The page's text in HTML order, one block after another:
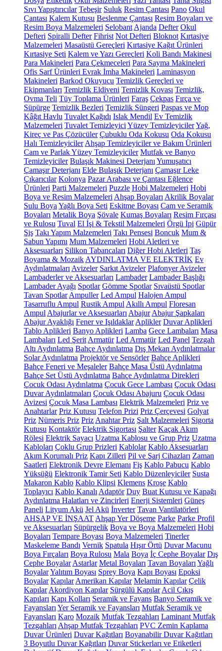
Sıvı Yapıştırıcılar Tebeşir Suluk Resim Çantası Pano Okul
Çantası Kalem Kutusu Beslenme Çantası Resim Boyaları ve
Resim Boya Malzemeleri Selobant Ajanda Defter Okul
Defteri Spiralli Defter Fihrist Not Defteri Bloknot Kırtasiye
Malzemeleri Masaüstü Gereçleri Kırtasiye Kağıt Ürünleri
Kırtasiye Seti Kalem ve Yazı Gereçleri Koli Bandı Makinesi
Para Makineleri Para Çekmeceleri Para Sayma Makineleri
Ofis Sarf Ürünleri Evrak İmha Makineleri Laminasyon
Makineleri Barkod Okuyucu Temizlik Gereçleri ve
Ekipmanları Temizlik Eldiveni Temizlik Kovası Temizlik,
Ovma Teli Tüy Toplama Ürünleri Faraş Çekpas Fırça ve
Süpürge Temizlik Bezleri Temizlik Süngeri Paspas ve Mop
Kâğıt Havlu Tuvalet Kağıdı Islak Mendil Ev Temizlik
Malzemeleri Tuvalet Temizleyici Yüzey TemizleyicilerYağ,
Kireç ve Pas Çözücüler Çubuklu Oda Kokusu Oda Kokusu
Halı Temizleyiciler Ahşap Temizleyiciler ve Bakım Ürünleri
Cam ve Parlak Yüzey Temizleyiciler Mutfak ve Banyo
Temizleyiciler Bulaşık Makinesi Deterjanı Yumuşatıcı
Çamaşır Deterjanı Elde Bulaşık Deterjanı Çamaşır Leke
Çıkarıcılar Kolonya Pazar Arabası ve Çantası Eğlence
Ürünleri Parti Malzemeleri Puzzle Hobi Malzemeleri Hobi
Boya ve Resim Malzemeleri Ahşap Boyaları Akrilik Boyalar
Sulu Boya Yağlı Boya Seti Eskitme Boyası Cam ve Seramik
Boyaları Metalik Boya Şövale Kumaş Boyaları Resim Fırçası
ve Rulosu Tuval El İşi & Tekstil Malzemeleri Örgü İpi Güpür
Şiş Takı Yapım Malzemeleri Takı Pensesi Boncuk Mum &
Sabun Yapımı Mum Malzemeleri Hobi Aletleri ve
Aksesuarları Silikon Tabancaları Diğer Hobi Aletleri Taş
Boyama & Mozaik AYDINLATMA VE ELEKTRİK Ev
Aydınlatmaları Avizeler Sarkıt Avizeler Plafonyer Avizeler
Lambaderler ve Aksesuarları Lambader Lambader Başlığı
Lambader Ayağı Spotlar Gömme Spotlar Sıvaüstü Spotlar
Tavan Spotlar Ampuller Led Ampul Halojen Ampul
Tasarruflu Ampul Rustik Ampul Akıllı Ampul Floresan
Ampul Abajurlar ve Aksesuarları Abajur Abajur Şapkaları
Abajur Ayaklığı Fener ve Işıldaklar Aplikler Duvar Aplikleri
Tablo Aplikleri Banyo Aplikleri Lamba Gece Lambaları Masa
Lambaları Led Şerit Armatür Led Armatür Led Panel Tezgah
Altı Aydınlatma Bahçe Aydınlatma Dış Mekan Aydınlatmalar
Solar Aydınlatma Projektör ve Sensörler Bahçe Aplikleri
Bahçe Feneri ve Meşaleler Bahçe Masa Üstü Aydınlatma
Bahçe Set Üstü Aydınlatma Bahçe Aydınlatma Direkleri
Çocuk Odası Aydınlatma Çocuk Gece Lambası Çocuk Odası
Duvar Aydınlatmaları Çocuk Odası Abajuru Çocuk Odası
Avizesi Çocuk Masa Lambası Elektrik Malzemeleri Priz ve
Anahtarlar Priz Kutusu Telefon Prizi Priz Çerçevesi Golyat
Priz Nümeris Priz Priz Anahtar Priz Şalt Malzemeleri Sigorta
Kutusu Kontaktör Elektrik Sigortası Şalter Kaçak Akım
Rölesi Elektrik Sayacı Uzatma Kablosu ve Grup Priz Uzatma
Kabloları Çoklu Grup Prizleri Kablolar Kablo Aksesuarları
Akım Korumalı Priz Kapı Zilleri Pil ve Şarj Cihazları Zaman
Saatleri Elektronik Devre Elemanı Fiş Kablo Pabucu Kablo
Yüksüğü Elektronik Tamir Seti Kablo Düzenleyiciler Susta
Makaron Kablo Kablo Klipsi Klemens Kroşe Kablo
Toplayıcı Kablo Kanalı Adaptör Duy Buat Kutusu ve Kapağı
Aydınlatma Halatları ve Zincirleri Enerji Sistemleri Güneş
Paneli Lityum Akü Jel Akü İnverter Tavan Vantilatörleri
AHŞAP VE İNŞAAT Ahşap Yer Döşeme Parke Parke Profil
ve Aksesuarları Süpürgelik Boya ve Boya Malzemeleri Hobi
Boyaları Tempare Boyası Boya Malzemeleri Tinerler
Maskeleme Bandı Vernik Spatula Hışır Örtü Duvar Macunu
Boya Fırçaları Boya Rulosu Mala Boya İç Cephe Boyalar Dış
Cephe Boyalar Astarlar Metal Boyaları Tavan Boyaları Yağlı
BoyalarYalıtım Boyası Sprey Boya Kapı Boyası Epoksi
Boyalar Kapılar Amerikan Kapılar Melamin Kapılar Çelik
Kapılar Akordiyon Kapılar Sürgülü Kapılar Acil Çıkış
Kapıları Kapı Kolları Seramik ve Fayans Banyo Seramik ve
Fayansları Yer Seramik ve Fayansları Mutfak Seramik ve
Fayansları Karo Mozaik Mutfak Tezgahları Laminant Mutfak
Tezgahları Ahşap Mutfak Tezgahları PVC Zemin Kaplama
Duvar Ürünleri Duvar Kağıtları Boyanabilir Duvar Kağıtları
3 Boyutlu Duvar Kağıtları Duvar Stickerları ve Etiketleri